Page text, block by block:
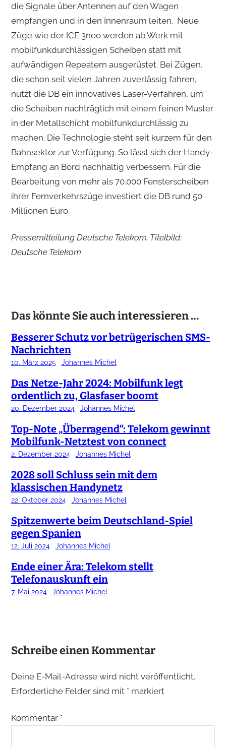
die Signale über Antennen auf den Wagen
empfangen und in den Innenraum leiten. Neue
Züge wie der ICE 3neo werden ab Werk mit
mobilfunkdurchlässigen Scheiben statt mit
aufwändigen Repeatern ausgerüstet. Bei Zügen,
die schon seit vielen Jahren zuverlässig fahren,
nutzt die DB ein innovatives Laser-Verfahren, um
die Scheiben nachträglich mit einem feinen Muster
in der Metallschicht mobilfunkdurchlässig zu
machen. Die Technologie steht seit kurzem für den
Bahnsektor zur Verfügung. So lässt sich der Handy-
Empfang an Bord nachhaltig verbessern. Für die
Bearbeitung von mehr als 70.000 Fensterscheiben
ihrer Fernverkehrszüge investiert die DB rund 50
Millionen Euro.
Pressemitteilung Deutsche Telekom. Titelbild:
Deutsche Telekom
Das könnte Sie auch interessieren …
Besserer Schutz vor betrügerischen SMS-
Nachrichten
10. März 2025 Johannes Michel
Das Netze-Jahr 2024: Mobilfunk legt
ordentlich zu, Glasfaser boomt
20. Dezember 2024 Johannes Michel
Top-Note „Überragend“: Telekom gewinnt
Mobilfunk-Netztest von connect
2. Dezember 2024 Johannes Michel
2028 soll Schluss sein mit dem
klassischen Handynetz
22. Oktober 2024 Johannes Michel
Spitzenwerte beim Deutschland-Spiel
gegen Spanien
12. Juli 2024 Johannes Michel
Ende einer Ära: Telekom stellt
Telefonauskunft ein
7. Mai 2024 Johannes Michel
Schreibe einen Kommentar
Deine E-Mail-Adresse wird nicht veröffentlicht.
Erforderliche Felder sind mit *markiert
Kommentar *